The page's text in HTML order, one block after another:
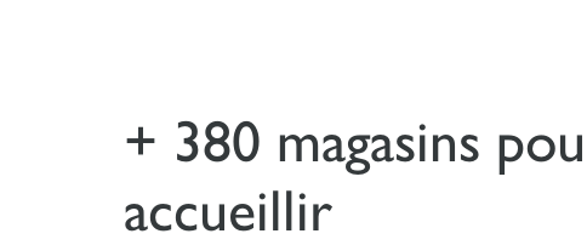
+ 380 magasins
accueillir